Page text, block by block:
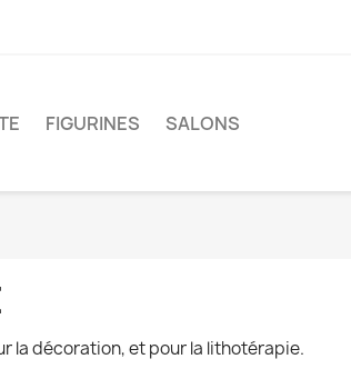
FIGURINES SALONS
la décoration, et pour la lithotérapie.